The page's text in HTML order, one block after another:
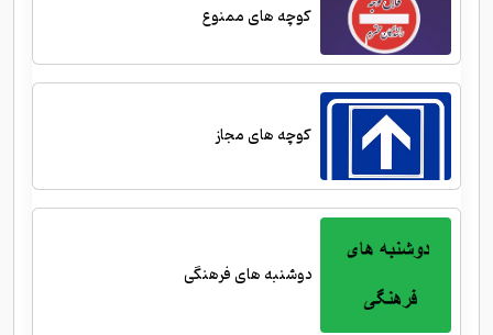
کوچه های ممنوع
کوچه های مجاز
دوشنبه های فرهنگی